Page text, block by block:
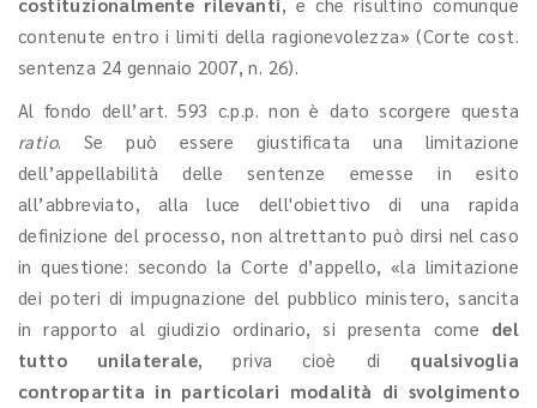
contenute entro i limiti della ragionevolezza» (Corte cost.
sentenza 24 gennaio 2007, n. 26).
Al fondo dell’art. 593 c.p.p. non è dato scorgere questa
ratio. Se può essere giustificata una limitazione
dell’appellabilità delle sentenze emesse in esito
all’abbreviato, alla luce dell'obiettivo di una rapida
definizione del processo, non altrettanto può dirsi nel caso
in questione: secondo la Corte d’appello, «la limitazione
dei poteri di impugnazione del pubblico ministero, sancita
in rapporto al giudizio ordinario, si presenta come del
tutto unilaterale , priva cioè di qualsivoglia
contropartita in particolari modalità di svolgimento